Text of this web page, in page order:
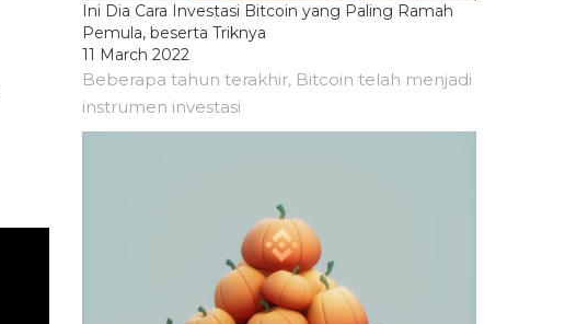
Ini Dia Cara Investasi Bitcoin yang Paling Ramah
Pemula, beserta Triknya
11 March 2022
Beberapa tahun terakhir, Bitcoin telah menjadi
instrumen investasi